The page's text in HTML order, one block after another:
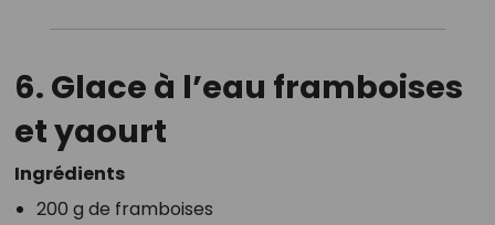
6. Glace à l’eau framboises
et yaourt
Ingrédients
200 g de framboises